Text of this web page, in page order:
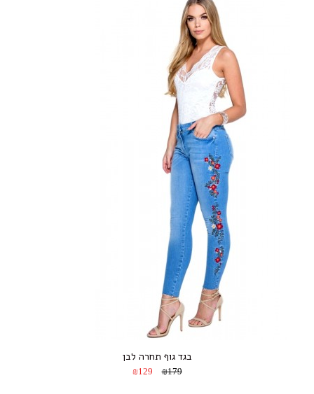
בגד גוף תחרה לבן
₪179
₪129